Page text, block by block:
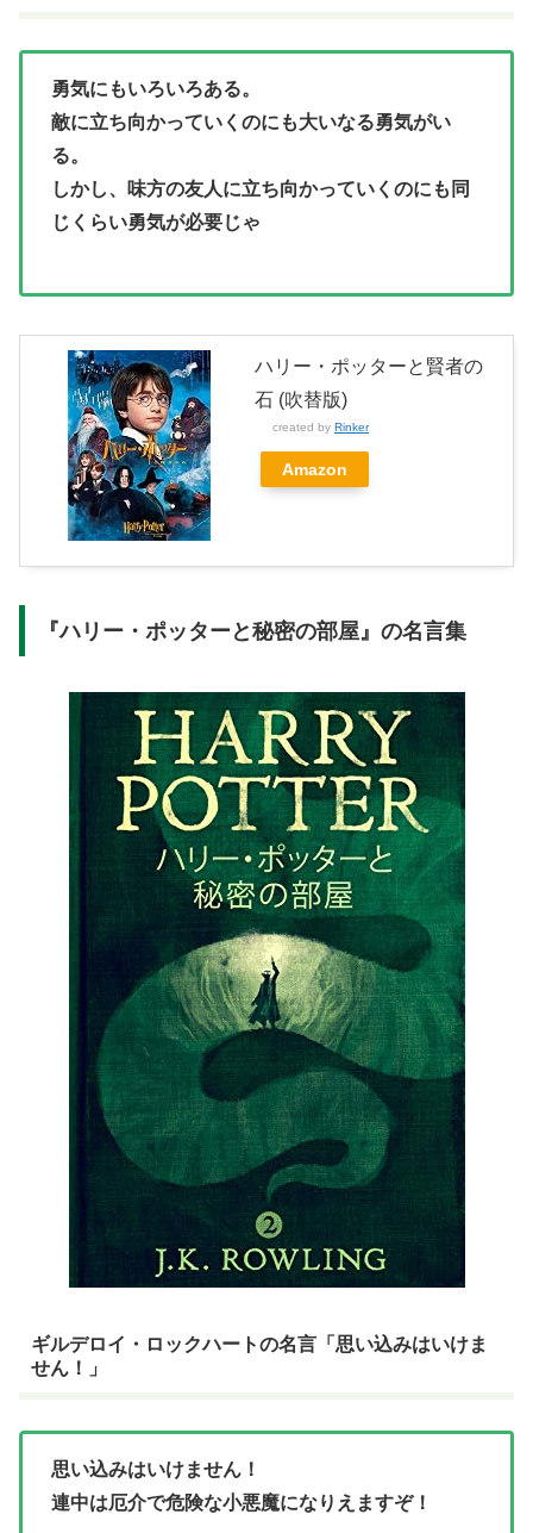
勇気にもいろいろある。
敵に立ち向かっていくのにも大いなる勇気がい
る。
しかし、味方の友人に立ち向かっていくのにも同
じくらい勇気が必要じゃ
ハリー・ポッターと賢者の
石 (吹替版)
created by Rinker
Amazon
『ハリー・ポッターと秘密の部屋』の名言集
ギルデロイ・ロックハートの名言「思い込みはいけま
せん！」
思い込みはいけません！
連中は厄介で危険な小悪魔になりえますぞ！